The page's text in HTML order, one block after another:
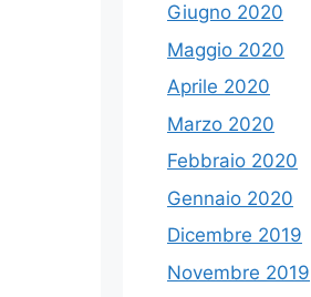
Giugno 2020
Maggio 2020
Aprile 2020
Marzo 2020
Febbraio 2020
Gennaio 2020
Dicembre 2019
Novembre 2019